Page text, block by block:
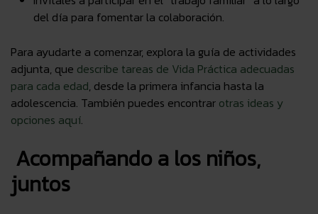
del día para fomentar la colaboración.
Para ayudarte a comenzar, explora la guía de actividades
adjunta, que describe tareas de Vida Práctica adecuadas
para cada edad, desde la primera infancia hasta la
adolescencia. También puedes encontrar otras ideas y
opciones aquí.
Acompañando a los niños,
juntos